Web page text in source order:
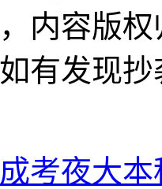
内容版
有发现
考夜大